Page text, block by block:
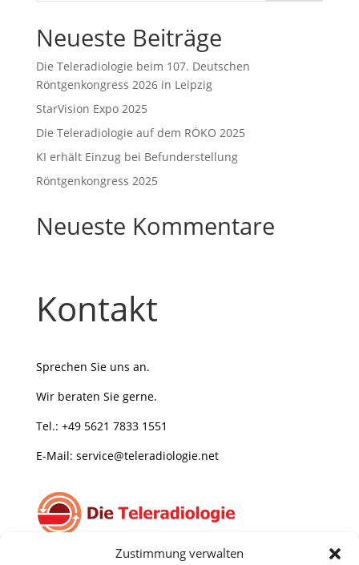
Zustimmung verwalten
Neueste Beiträge
Die Teleradiologie beim 107. Deutschen
Röntgenkongress 2026 in Leipzig
StarVision Expo 2025
Die Teleradiologie auf dem RÖKO 2025
KI erhält Einzug bei Befunderstellung
Röntgenkongress 2025
Neueste Kommentare
Kontakt
Sprechen Sie uns an.
Wir beraten Sie gerne.
Tel.: +49 5621 7833 1551
E-Mail: service@teleradiologie.net